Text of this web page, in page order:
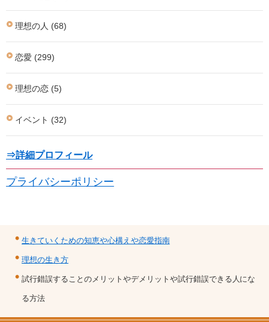
理想の人 (68)
恋愛 (299)
理想の恋 (5)
イベント (32)
⇒詳細プロフィール
プライバシーポリシー
生きていくための知恵や心構えや恋愛指南
理想の生き方
試行錯誤することのメリットやデメリットや試行錯誤できる人にな
る方法